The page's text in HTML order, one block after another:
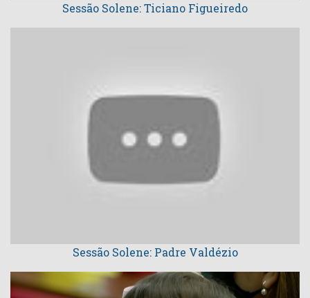
Sessão Solene: Ticiano Figueiredo
Sessão Solene: Padre Valdézio